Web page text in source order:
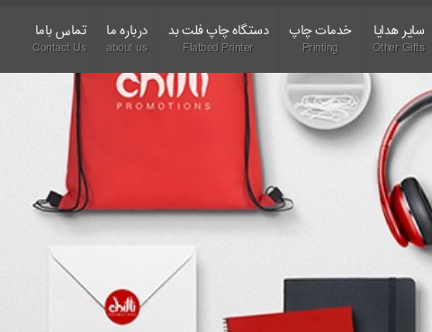
سایر هدایا
Other Gifts
خدمات چاپ
Printing
دستگاه چاپ فلت بد
Flatbed Printer
درباره ما
about us
تماس باما
Contact Us